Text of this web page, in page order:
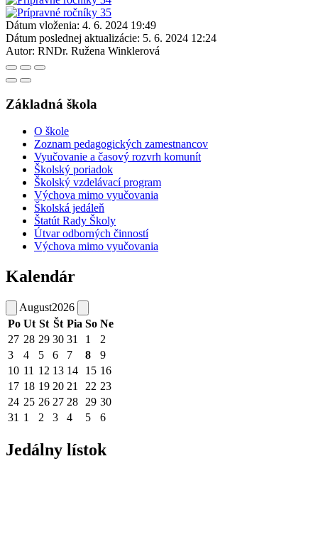
Dátum vloženia: 4. 6. 2024 19:49
Dátum poslednej aktualizácie: 5. 6. 2024 12:24
Autor: RNDr. Ružena Winklerová
Základná škola
O škole
Zoznam pedagogických zamestnancov
Vyučovanie a časový rozvrh komunít
Školský poriadok
Školský vzdelávací program
Výchova mimo vyučovania
Školská jedáleň
Štatút Rady Školy
Útvar odborných činností
Výchova mimo vyučovania
Kalendár
August2026
Po Ut St Št Pia So Ne
27 28 29 30 31 1
2
3
4 5 6 7 8
9
10 11 12 13 14 15 16
17 18 19 20 21 22 23
24 25 26 27 28 29 30
31 1 2 3 4 5 6
Jedálny lístok